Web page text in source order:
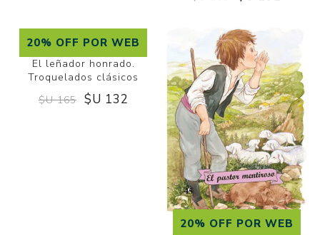
20% OFF POR WEB